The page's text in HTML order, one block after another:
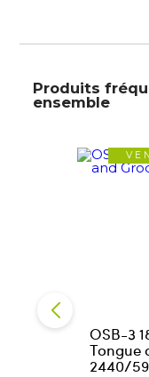
Produits
ensemble
OSB-3
Tongue
2440/